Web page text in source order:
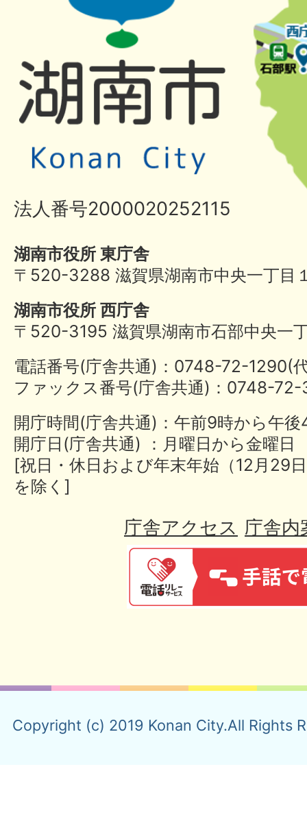
法人番号2000020252115
湖南市役所 東庁舎
〒520-3288 滋賀県湖南市中央一丁目
湖南市役所 西庁舎
〒520-3195 滋賀県湖南市石部中央一
電話番号(庁舎共通)：0748-72-
ファックス番号(庁舎共通)：0748-
開庁時間(庁舎共通)：午前9時から午
開庁日(庁舎共通) ：月曜日から金曜日
[祝日・休日および年末年始（12月29
を除く]
庁舎アクセス 庁舎内
Copyright (c) 2019 Konan City.All Rights